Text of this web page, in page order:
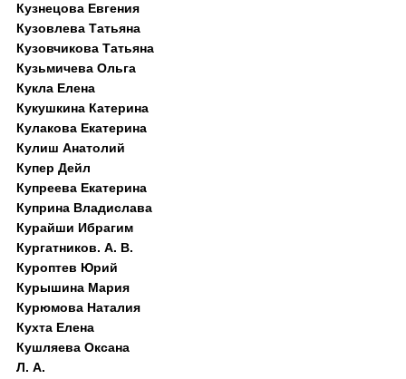
Кузнецова Евгения
Кузовлева Татьяна
Кузовчикова Татьяна
Кузьмичева Ольга
Кукла Елена
Кукушкина Катерина
Кулакова Екатерина
Кулиш Анатолий
Купер Дейл
Купреева Екатерина
Куприна Владислава
Курайши Ибрагим
Кургатников. А. В.
Куроптев Юрий
Курышина Мария
Курюмова Наталия
Кухта Елена
Кушляева Оксана
Л. А.